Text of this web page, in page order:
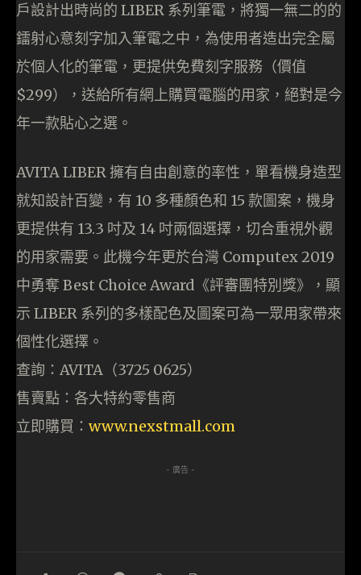
戶設計出時尚的 LIBER 系列筆電，將獨一無二的的
鐳射心意刻字加入筆電之中，為使用者造出完全屬
於個人化的筆電，更提供免費刻字服務（價值
$299），送給所有網上購買電腦的用家，絕對是今
年一款貼心之選。
AVITA LIBER 擁有自由創意的率性，單看機身造型
就知設計百變，有 10 多種顏色和 15 款圖案，機身
更提供有 13.3 吋及 14 吋兩個選擇，切合重視外觀
的用家需要。此機今年更於台灣 Computex 2019
中勇奪 Best Choice Award《評審團特別獎》，顯
示 LIBER 系列的多樣配色及圖案可為一眾用家帶來
個性化選擇。
查詢：AVITA（3725 0625）
售賣點：各大特約零售商
立即購買： www.nexstmall.com
- 廣告 -